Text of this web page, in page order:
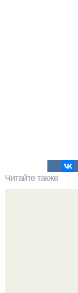
Читайте также